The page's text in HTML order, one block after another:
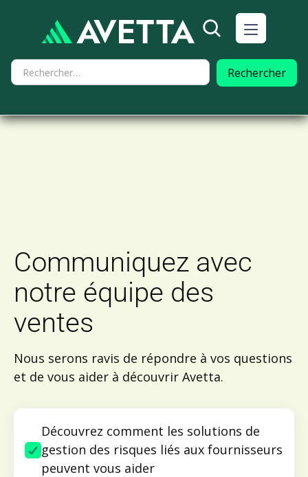
Communiquez avec
notre équipe des
ventes
Nous serons ravis de répondre à vos questions
et de vous aider à découvrir Avetta.
Découvrez comment les solutions de
gestion des risques liés aux fournisseurs
peuvent vous aider